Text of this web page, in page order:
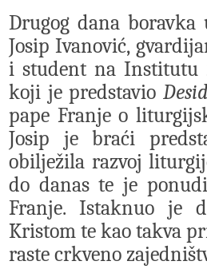
Drugog dana
Josip Ivanović,
i student na Institutu
koji je predstavio
pape Franje o
Josip je braći
obilježila razvoj
do danas te je
Franje. Istaknuo je
Kristom te kao takva
raste crkveno